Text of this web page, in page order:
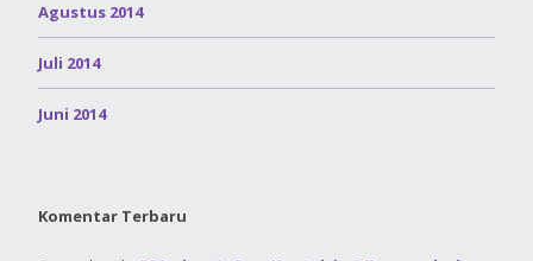
Agustus 2014
Juli 2014
Juni 2014
Komentar Terbaru